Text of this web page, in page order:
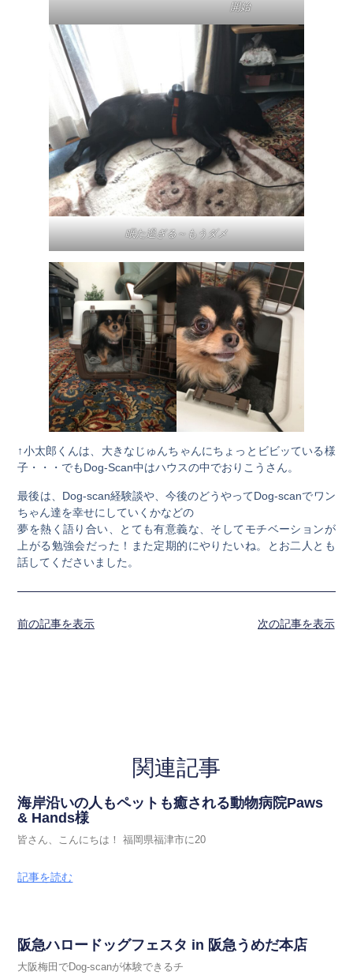
開始
眠た過ぎる～もうダメ
↑小太郎くんは、大きなじゅんちゃんにちょっとビビッている様
子・・・でもDog-Scan中はハウスの中でおりこうさん。
最後は、Dog-scan経験談や、今後のどうやってDog-scanでワン
ちゃん達を幸せにしていくかなどの
夢を熱く語り合い、とても有意義な、そしてモチベーションが
上がる勉強会だった！また定期的にやりたいね。とお二人とも
話してくださいました。
前の記事を表示 次の記事を表示
関連記事
海岸沿いの人もペットも癒される動物病院Paws
& Hands様
皆さん、こんにちは！ 福岡県福津市に20
記事を読む
阪急ハロードッグフェスタ in 阪急うめだ本店
大阪梅田でDog-scanが体験できるチ